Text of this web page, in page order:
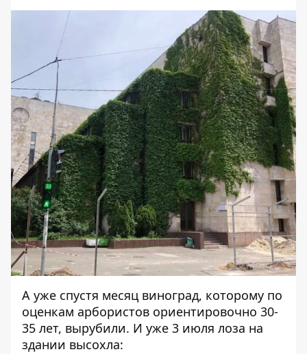
А уже спустя месяц виноград, которому по
оценкам арбористов ориентировочно 30-
35 лет, вырубили. И уже 3 июля лоза на
здании высохла: